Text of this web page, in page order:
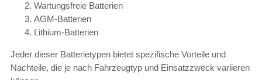
Wartungsfreie Batterien
AGM-Batterien
Lithium-Batterien
Jeder dieser Batterietypen bietet spezifische Vorteile und
Nachteile, die je nach Fahrzeugtyp und Einsatzzweck variieren